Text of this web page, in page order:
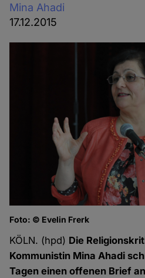
Mina Ahadi
17.12.2015
Foto: © Evelin Frerk
KÖLN. (hpd) Die
Kommunistin Mina Ahadi
Tagen einen offenen Brief